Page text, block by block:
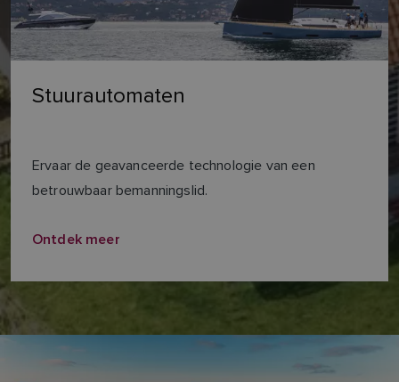
Stuurautomaten
Ervaar de geavanceerde technologie van een
betrouwbaar bemanningslid.
Ontdek meer